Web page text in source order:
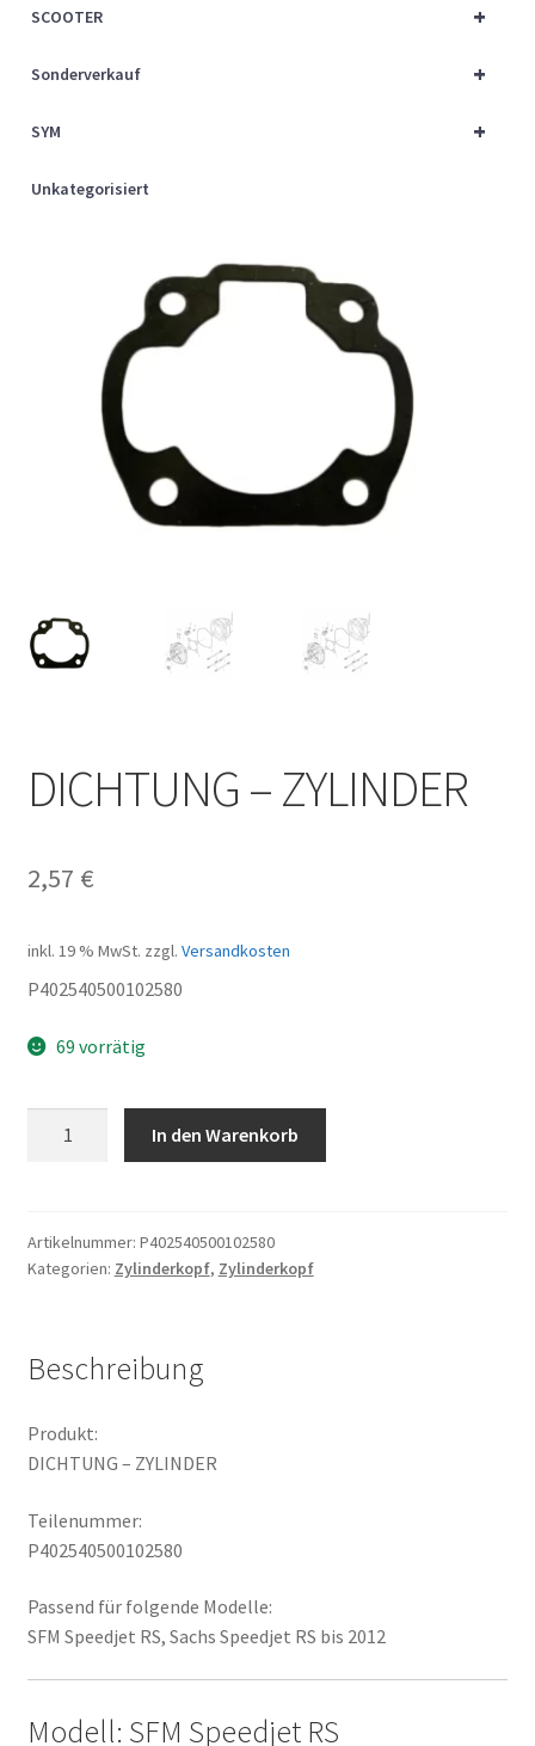
+
SCOOTER
+
Sonderverkauf
+
SYM
Unkategorisiert
DICHTUNG – ZYLINDER
2,57 €
inkl. 19 % MwSt. zzgl. Versandkosten
P402540500102580
69 vorrätig
In den Warenkorb
Artikelnummer: P402540500102580
Kategorien: Zylinderkopf, Zylinderkopf
Beschreibung
Produkt:
DICHTUNG – ZYLINDER
Teilenummer:
P402540500102580
Passend für folgende Modelle:
SFM Speedjet RS, Sachs Speedjet RS bis 2012
Modell: SFM Speedjet RS